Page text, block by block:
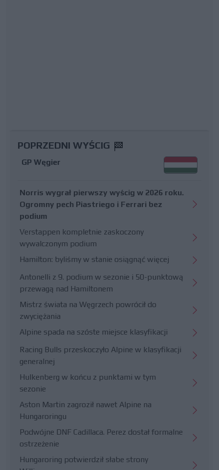
POPRZEDNI WYŚCIG
GP Węgier
Norris wygrał pierwszy wyścig w 2026 roku.
Ogromny pech Piastriego i Ferrari bez
podium
Verstappen kompletnie zaskoczony
wywalczonym podium
Hamilton: byliśmy w stanie osiągnąć więcej
Antonelli z 9. podium w sezonie i 50-punktową
przewagą nad Hamiltonem
Mistrz świata na Węgrzech powrócił do
zwyciężania
Alpine spada na szóste miejsce klasyfikacji
Racing Bulls przeskoczyło Alpine w klasyfikacji
generalnej
Hulkenberg w końcu z punktami w tym
sezonie
Aston Martin zagroził nawet Alpine na
Hungaroringu
Podwójne DNF Cadillaca. Perez dostał formalne
ostrzeżenie
Hungaroring potwierdził słabe strony